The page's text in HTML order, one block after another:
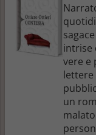
intrise
vere e
lettere
un